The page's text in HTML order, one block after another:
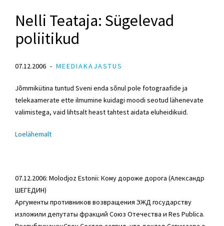
Nelli Teataja: Sügelevad
poliitikud
07.12.2006 MEEDIAKAJASTUS
Jõmmikütina tuntud Sveni enda sõnul pole fotograafide ja
telekaamerate ette ilmumine kuidagi moodi seotud lähenevate
valimistega, vaid lihtsalt heast tahtest aidata eluheidikuid.
Loelähemalt
07.12.2006: Molodjoz Estonii: Кому дороже дорога (Александр
ШЕГЕДИН)
Аргументы противников возвращения ЭЖД государству
изложили депутаты фракций Союз Отечества и Res Publica.